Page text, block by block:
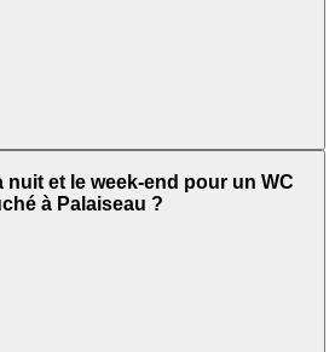
nuit et le week-end pour un WC
à Palaiseau ?